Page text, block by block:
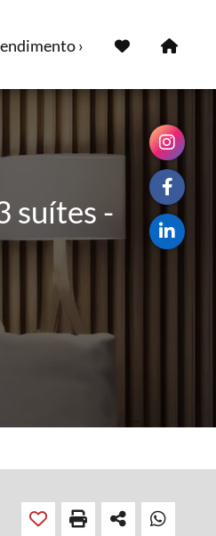
›
suítes -